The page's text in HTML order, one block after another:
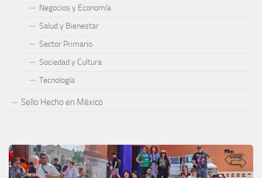
Negocios y Economía
Salud y Bienestar
Sector Primario
Sociedad y Cultura
Tecnología
Sello Hecho en México